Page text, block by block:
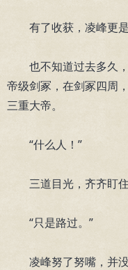
有了收获，凌峰更是
也不知道过去多久，
帝级剑冢，在剑冢四周
三重大帝。
“什么人！”
三道目光，齐齐盯住
“只是路过。”
凌峰努了努嘴，并没